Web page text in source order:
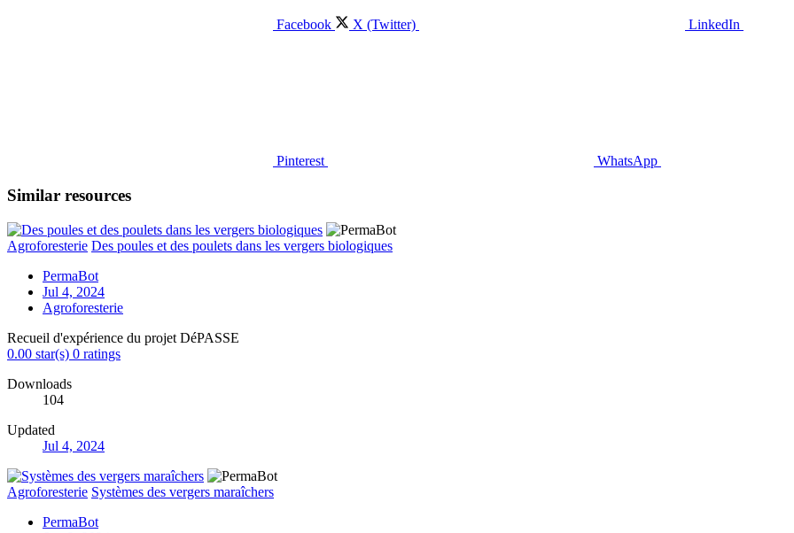
Facebook X (Twitter) LinkedIn
Pinterest WhatsApp
Similar resources
Agroforesterie Des poules et des poulets dans les vergers biologiques
PermaBot
Jul 4, 2024
Agroforesterie
Recueil d'expérience du projet DéPASSE
0.00 star(s) 0 ratings
Downloads
104
Updated
Jul 4, 2024
Agroforesterie Systèmes des vergers maraîchers
PermaBot